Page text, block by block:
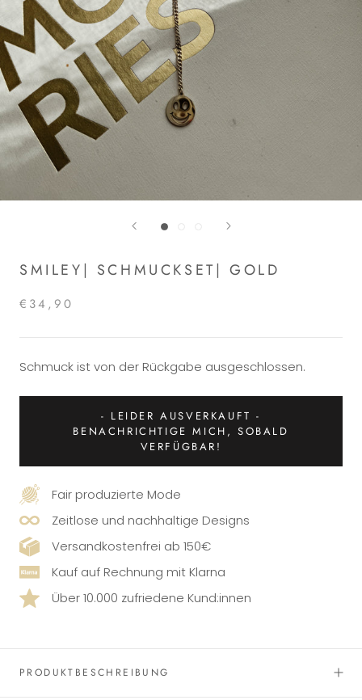
SMILEY| SCHMUCKSET| GOLD
€34,90
Schmuck ist von der Rückgabe ausgeschlossen.
- LEIDER AUSVERKAUFT -
BENACHRICHTIGE MICH, SOBALD
VERFÜGBAR!
Fair produzierte Mode
Zeitlose und nachhaltige Designs
Versandkostenfrei ab 150€
Kauf auf Rechnung mit Klarna
Über 10.000 zufriedene Kund:innen
PRODUKTBESCHREIBUNG